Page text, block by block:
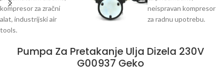
Pumpa Za Pretakanje Ulja Dizela 230V
G00937 Geko